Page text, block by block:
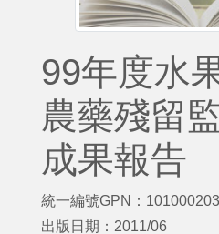
99年度水
農藥殘留
成果報告
統一編號GPN：
出版日期：2011/06